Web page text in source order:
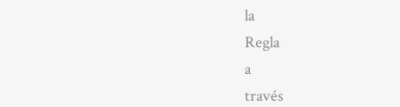
la
Regla
a
través